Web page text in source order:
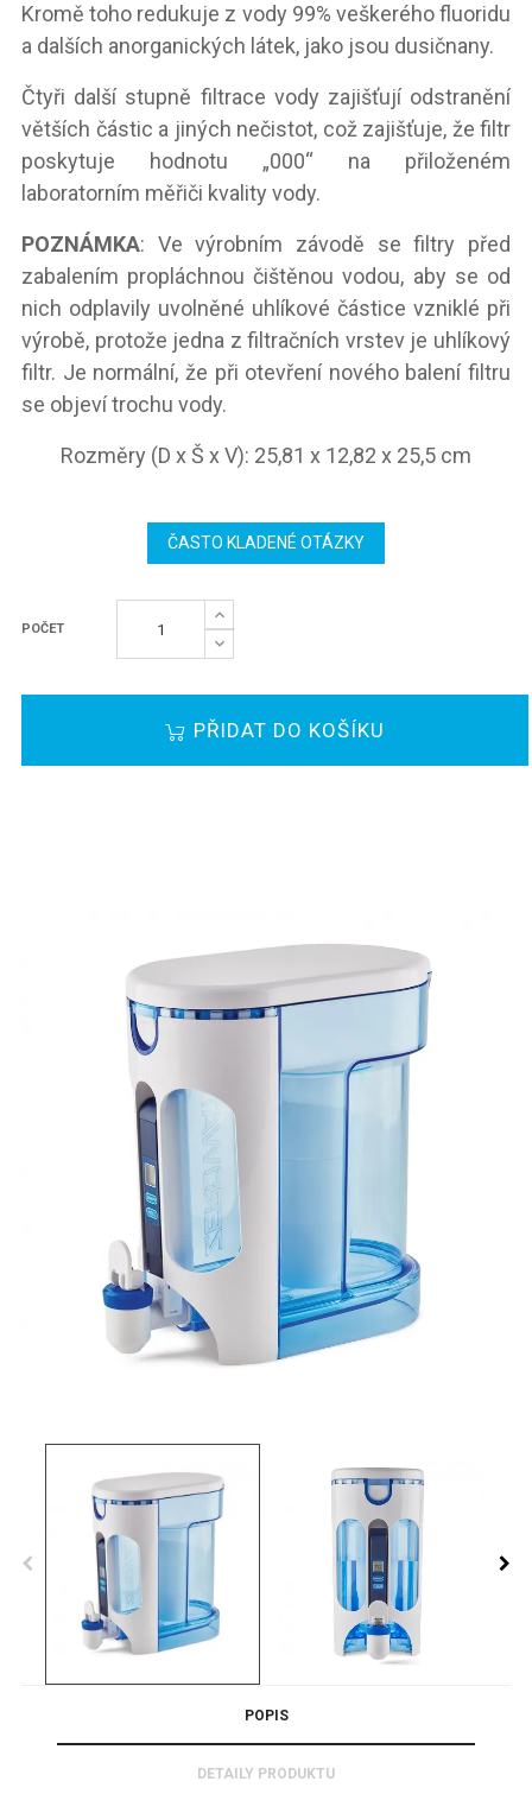
Kromě toho redukuje z vody 99% veškerého fluoridu
a dalších anorganických látek, jako jsou dusičnany.
Čtyři další stupně filtrace vody zajišťují odstranění
větších částic a jiných nečistot, což zajišťuje, že filtr
poskytuje hodnotu „000“ na přiloženém
laboratorním měřiči kvality vody.
POZNÁMKA: Ve výrobním závodě se filtry před
zabalením propláchnou čištěnou vodou, aby se od
nich odplavily uvolněné uhlíkové částice vzniklé při
výrobě, protože jedna z filtračních vrstev je uhlíkový
filtr. Je normální, že při otevření nového balení filtru
se objeví trochu vody.
Rozměry (D x Š x V): 25,81 x 12,82 x 25,5 cm
ČASTO KLADENÉ OTÁZKY
POČET
PŘIDAT DO KOŠÍKU
POPIS
DETAILY PRODUKTU